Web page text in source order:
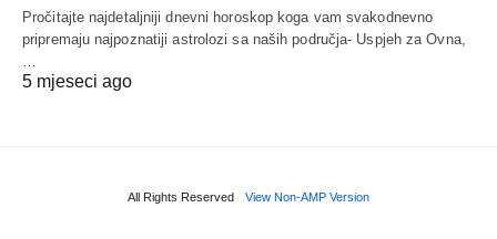
Pročitajte najdetaljniji dnevni horoskop koga vam svakodnevno
pripremaju najpoznatiji astrolozi sa naših područja- Uspjeh za Ovna,
5 mjeseci ago
All Rights Reserved View Non-AMP Version